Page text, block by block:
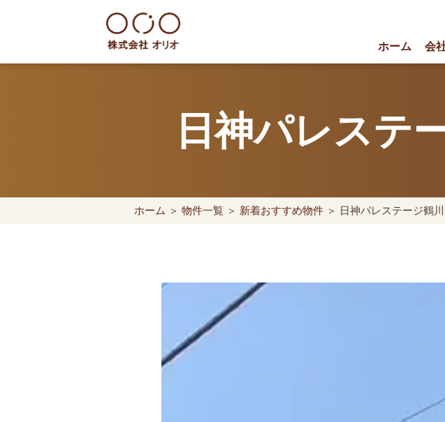
世田谷区の相続・空き家・借地権に強い不動産
ホーム 会
日神パレス
ホーム ＞ 物件一覧 ＞ 新着おすすめ物件 ＞ 日神パレステージ鶴